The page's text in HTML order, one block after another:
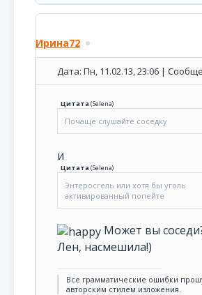
Ирина72
Дата: Пн, 11.02.13, 23:06 |
Цитата(Selena)
Почаще слушайте соседку
и
Цитата(Selena)
Энтеросгель или хотя бы уголь
активированный попейте
Может вы
Лен, насмешила!)
Все грамматические ошибки
авторским стилем изложения.